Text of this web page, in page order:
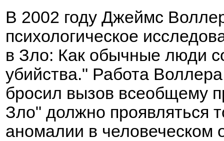
В 2002 году Джеймс
психологическое
в Зло: Как обычные люди
убийства." Работа
бросил вызов всеобщему
Зло" должно проявляться
аномалии в человеческом